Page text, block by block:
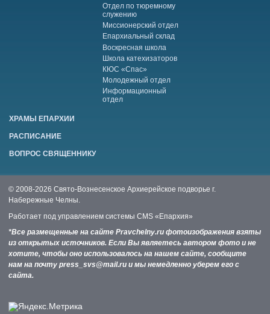
Отдел по тюремному
служению
Миссионерский отдел
Епархиальный склад
Воскресная школа
Школа катехизаторов
КЮС «Спас»
Молодежный отдел
Информационный
отдел
ХРАМЫ ЕПАРХИИ
РАСПИСАНИЕ
ВОПРОС СВЯЩЕННИКУ
© 2008-2026 Свято-Вознесенское Архиерейское подворье г.
Набережные Челны.
Работает под управлением системы CMS «Епархия»
*Все размещенные на сайте Pravchelny.ru фотоизображения взяты
из открытых источников. Если Вы являетесь автором фото и не
хотите, чтобы оно использовалось на нашем сайте, сообщите
нам на почту press_svs@mail.ru и мы немедленно уберем его с
сайта.